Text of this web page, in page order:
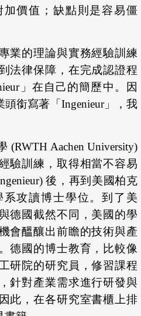
價值；缺點則是容易僵
業的理論與實務經驗訓練
法律保障，在完成認證程
」在自己的簡歷中。因
銜寫著「Ingenieur」，我
(RWTH Aachen University)
驗訓練，取得相當不容易
後，再到美國柏克
攻讀博士學位。到了美
德國截然不同，美國的學
會醞釀出前瞻的技術與產
德國的博士教育，比較像
研院的研究員，修習課程
針對產業需求進行研發與
此，在各研究室書櫃上排